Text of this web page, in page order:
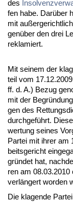
des
fen ha­be. Darüber
mit
genüber den drei
re­kla­miert.
Mit sei­nem der
teil vom
ff. d. A.) Be­zug
mit der
gen des
durch­geführt.
wer­tung sei­nes
Par­tei mit ih­rer am
beits­ge­richt
gründet hat,
ren am 08.03.2010
verlängert wor­den
Die kla­gen­de